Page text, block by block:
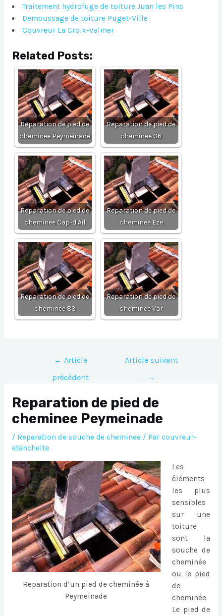
Traitement hydrofuge de toiture Juan les Pins
Demoussage de toiture Puget-Ville
Couvreur La Croix-Valmer
Related Posts:
Reparation de pied de
cheminee Peymeinade
Reparation de pied de
cheminee 06
Reparation de pied de
cheminee Cap-d Ail
Reparation de pied de
cheminee Eze
Reparation de pied de
cheminee 83
Reparation de pied de
cheminee Var
l’article
← Article
précédent
Article suivant
→
Reparation de pied de
cheminee Peymeinade
/ Reparation de souche de cheminee/ Par couvreur-
etancheite
Reparation d’un pied de cheminée à
Peymeinade
Les
éléments
les plus
sensibles
sur une
toiture
sont la
souche de
cheminée
ou le pied
de
cheminée.
Le pied de